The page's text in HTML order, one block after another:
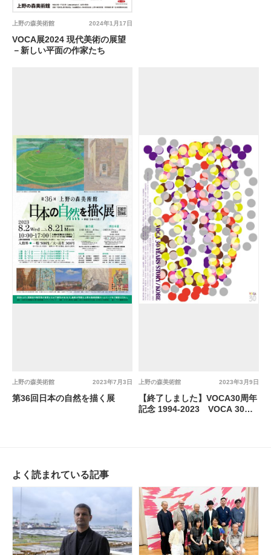
2024年1月17日
上野の森美術館
VOCA展2024 現代美術の展望
－新しい平面の作家たち
2023年7月3日
上野の森美術館
第36回日本の自然を描く展
2023年3月9日
上野の森美術館
【終了しました】VOCA30周年
記念 1994-2023 VOCA 30
よく読まれている記事